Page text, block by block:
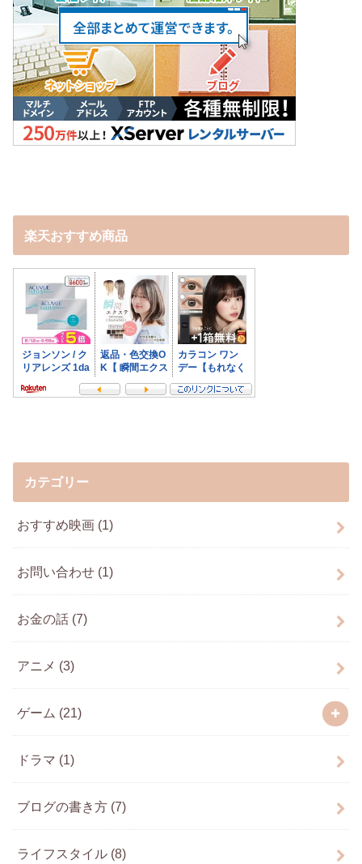
楽天おすすめ商品
カテゴリー
おすすめ映画 (1)
お問い合わせ (1)
お金の話 (7)
アニメ (3)
ゲーム (21)
ドラマ (1)
ブログの書き方 (7)
ライフスタイル (8)